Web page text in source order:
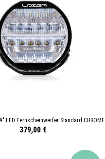
LED Fernscheinwerfer Standard CHROME
379,00 €